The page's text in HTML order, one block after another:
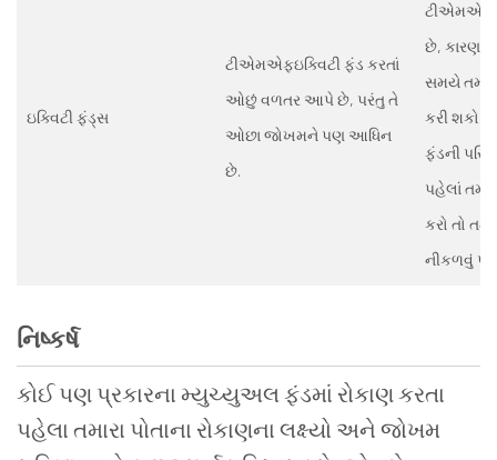
ઇક્વિટી ફંડ્સ
ટીએમએફઇક્વિટી ફંડ કરતાં
ઓછું વળતર આપે છે, પરંતુ તે
ઓછા જોખમને પણ આધિન
છે.
છે, કારણ
સમયે
કરી શકો
ફંડની
પહેલાં
કરો તો
નીકળવું
નિષ્કર્ષ
કોઈ પણ પ્રકારના મ્યુચ્યુઅલ ફંડમાં રોકાણ કરતા
પહેલા તમારા પોતાના રોકાણના લક્ષ્યો અને જોખમ